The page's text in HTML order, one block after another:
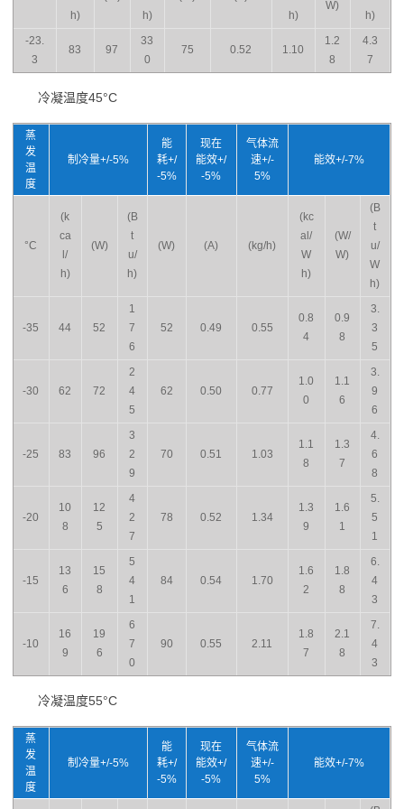
h)
h)
h)
W)
h)
-23.
3
83 97
33
0
75 0.52 1.10
1.2
8
4.3
7
冷凝温度45°C
蒸
发
温
度
制冷量+/-5%
能
耗+/
-5%
现在
能效+/
-5%
气体流
速+/-
5%
能效+/-7%
°C
(k
ca
l/
h)
(W)
(B
t
u/
h)
(W) (A) (kg/h)
(kc
al/
W
h)
(W/
W)
(B
t
u/
W
h)
-35 44 52
1
7
6
52 0.49 0.55
0.8
4
0.9
8
3.
3
5
-30 62 72
2
4
5
62 0.50 0.77
1.0
0
1.1
6
3.
9
6
-25 83 96
3
2
9
70 0.51 1.03
1.1
8
1.3
7
4.
6
8
-20
10
8
12
5
4
2
7
78 0.52 1.34
1.3
9
1.6
1
5.
5
1
-15
13
6
15
8
5
4
1
84 0.54 1.70
1.6
2
1.8
8
6.
4
3
-10
16
9
19
6
6
7
0
90 0.55 2.11
1.8
7
2.1
8
7.
4
3
冷凝温度55°C
蒸
发
温
度
制冷量+/-5%
能
耗+/
-5%
现在
能效+/
-5%
气体流
速+/-
5%
能效+/-7%